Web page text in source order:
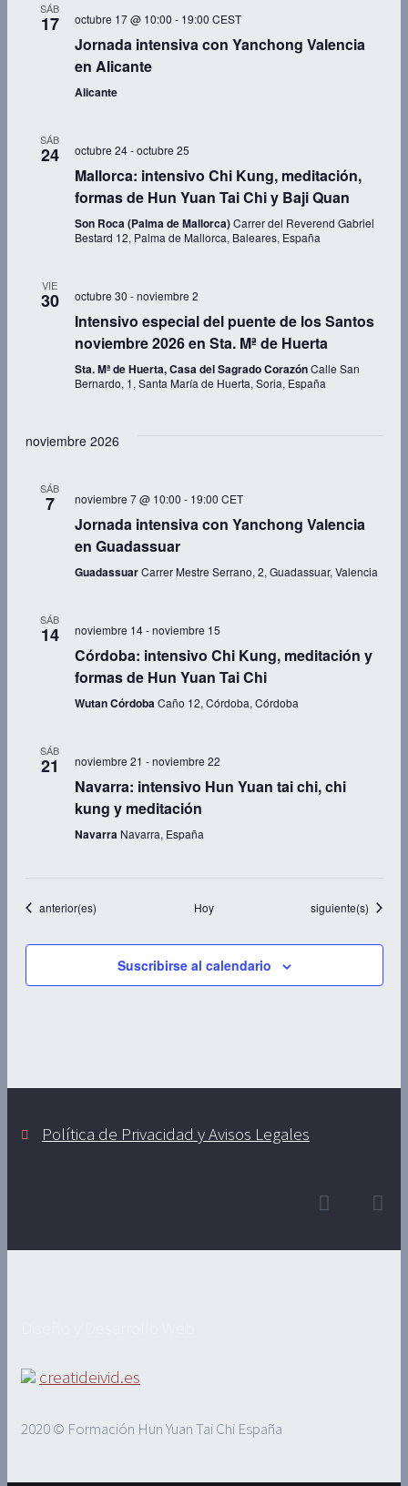
SÁB
17 octubre 17 @ 10:00 - 19:00 CEST
Jornada intensiva con Yanchong Valencia
en Alicante
Alicante
SÁB
24 octubre 24-octubre 25
Mallorca: intensivo Chi Kung, meditación,
formas de Hun Yuan Tai Chi y Baji Quan
Son Roca (Palma de Mallorca)Carrer del Reverend Gabriel
Bestard 12, Palma de Mallorca, Baleares, España
VIE
30 octubre 30 -noviembre 2
Intensivo especial del puente de los Santos
noviembre 2026 en Sta. Mª de Huerta
Sta. Mª de Huerta, Casa del Sagrado CorazónCalle San
Bernardo, 1, Santa María de Huerta, Soria, España
noviembre 2026
SÁB
7 noviembre 7 @ 10:00 - 19:00 CET
Jornada intensiva con Yanchong Valencia
en Guadassuar
GuadassuarCarrer Mestre Serrano, 2, Guadassuar, Valencia
SÁB
14 noviembre 14-noviembre 15
Córdoba: intensivo Chi Kung, meditación y
formas de Hun Yuan Tai Chi
Wutan CórdobaCaño 12, Córdoba, Córdoba
SÁB
21 noviembre 21 -noviembre 22
Navarra: intensivo Hun Yuan tai chi, chi
kung y meditación
Navarra Navarra, España
Eventos
anterior(es) Hoy Eventos
siguiente(s)
Suscribirse al calendario
Política de Privacidad y Avisos Legales
creatideivid.es
2020 © Formación Hun Yuan Tai Chi España